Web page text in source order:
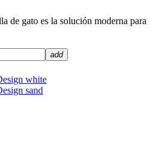
de gato es la solución moderna para
add